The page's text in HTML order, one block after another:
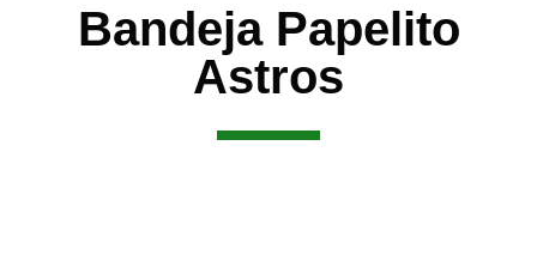
Bandeja Papelito
Astros